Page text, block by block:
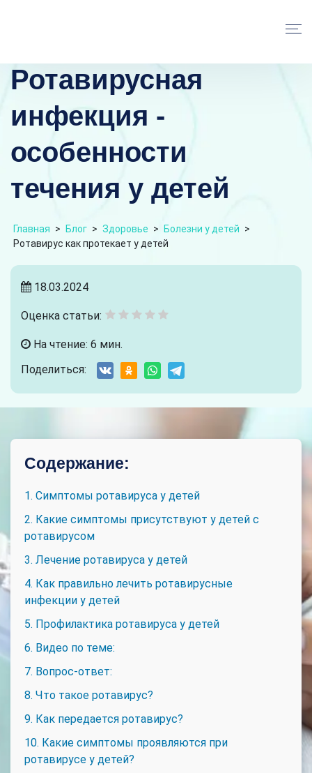
Ротавирусная
инфекция -
особенности
течения у детей
Главная > Блог > Здоровье > Болезни у детей >
Ротавирус как протекает у детей
18.03.2024
Оценка статьи:
На чтение: 6 мин.
Поделиться:
Содержание:
1. Симптомы ротавируса у детей
2. Какие симптомы присутствуют у детей с
ротавирусом
3. Лечение ротавируса у детей
4. Как правильно лечить ротавирусные
инфекции у детей
5. Профилактика ротавируса у детей
6. Видео по теме:
7. Вопрос-ответ:
8. Что такое ротавирус?
9. Как передается ротавирус?
10. Какие симптомы проявляются при
ротавирусе у детей?